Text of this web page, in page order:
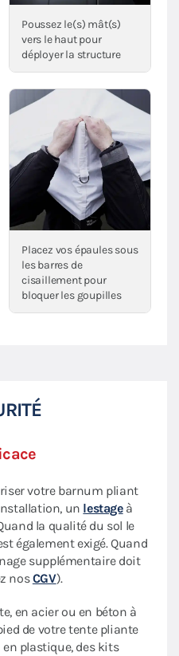
Poussez le(s) mât(s)
vers le haut pour
déployer la structure
Placez vos épaules sous
les barres de
cisaillement pour
bloquer les goupilles
votre barnum pliant
un lestageà
la qualité du sol le
également exigé. Quand
supplémentaire doit
nosCGV).
en acier ou en béton à
de votre tente pliante
plastique, des kits